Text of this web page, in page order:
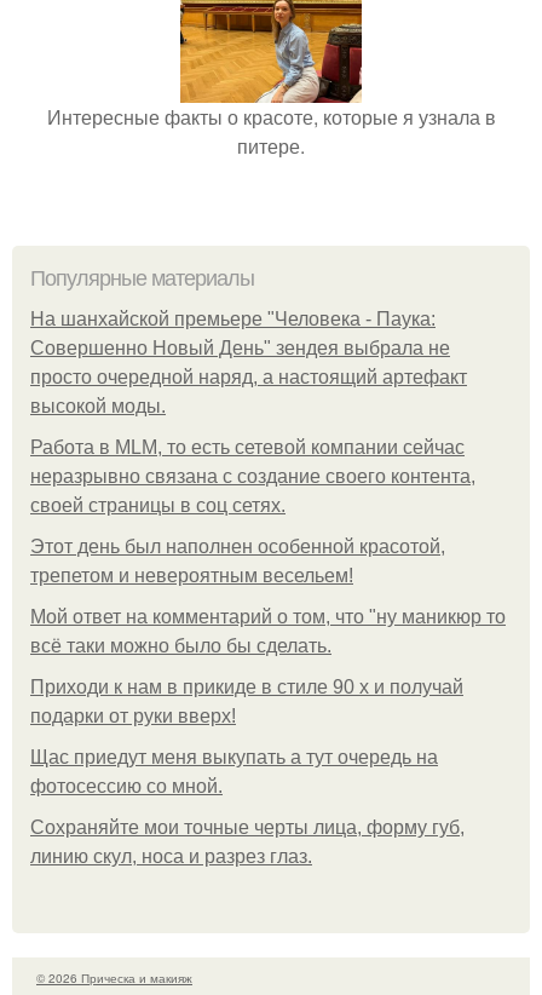
Интересные факты о красоте, которые я узнала в
питере.
Популярные материалы
На шанхайской премьере "Человека - Паука:
Совершенно Новый День" зендея выбрала не
просто очередной наряд, а настоящий артефакт
высокой моды.
Работа в MLM, то есть сетевой компании сейчас
неразрывно связана с создание своего контента,
своей страницы в соц сетях.
Этот день был наполнен особенной красотой,
трепетом и невероятным весельем!
Мой ответ на комментарий о том, что "ну маникюр то
всё таки можно было бы сделать.
Приходи к нам в прикиде в стиле 90 х и получай
подарки от руки вверх!
Щас приедут меня выкупать а тут очередь на
фотосессию со мной.
Сохраняйте мои точные черты лица, форму губ,
линию скул, носа и разрез глаз.
© 2026 Прическа и макияж